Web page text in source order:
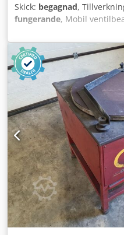
Skick: begagnad,
fungerande, Mobil
Unigrind FDA 500 till salu.
skick och fullt fungerande.
Dkjdpfxey R R Imj Ab Ujr
bearbetning och reparation
flänsar. Utrustningen
fräsning och
Specifikation: Modell:
Mobil
ventiler, flänsar och
plana och koniska ytor
industriventiler Kompakt
Professionell
Unigrind FDA 500 Lämplig
och gasindustrin, kemisk
reparationer. Vid